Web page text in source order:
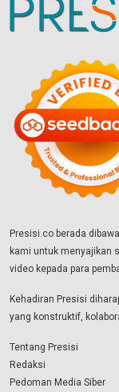
Presisi.co berada
kami untuk menyajikan
video kepada para
Kehadiran Presisi
yang konstruktif,
Tentang Presisi
Redaksi
Pedoman Media Siber